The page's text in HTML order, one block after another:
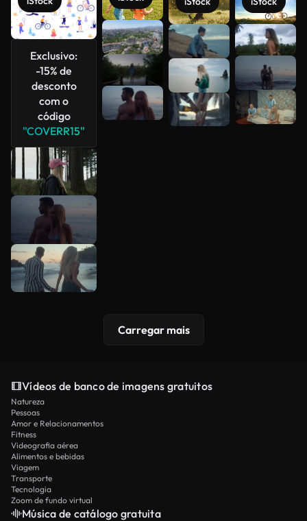
Exclusivo:
-15% de
desconto
com o
código
"COVERR15"
Veja mais
Carregar mais
Vídeos de banco de imagens gratuitos
Natureza
Pessoas
Amor e Relacionamentos
Fitness
Videografia aérea
Alimentos e bebidas
Viagem
Transporte
Tecnologia
Zoom de fundo virtual
Música de catálogo gratuita